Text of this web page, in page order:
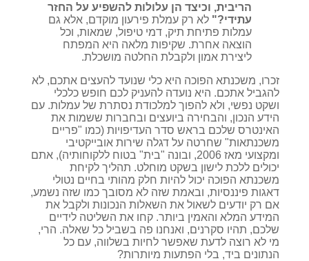
הריבית, וכיצד הן עלולות להשפיע על החזר
עתידי?" לא רק עמלת פירעון מוקדם, אלא גם
עמלות פתיחת תיק, דמי טיפול, שמאות, וכל
הוצאה אחרת. שקיפות מלאה היא המפתח
ליצירת אמון ולקבלת החלטה מושכלת.
זכרו, משכנתא הפוכה היא כלי שנועד להעצים אתכם, לא
להגביל אתכם. היא נועדה להעניק לכם חופש כלכלי
ושקט נפשי, ולא להפוך למלכודת נסתרת של עמלות. עם
הידע הנכון, והבחירה ביועצים ובחברות ששמות את
האינטרס שלכם בראש סדר העדיפויות (כמו "פריים
משכנתאות" שחרטה על דגלה שירות אובייקטיבי
ומקצועי מאז 2006, ובונה "בית" בטוח ללקוחותיה), אתם
יכולים ללכת לישון בשקט מוחלט. תהליך לקיחת
משכנתא הפוכה יכול להיות חלק מהותי בחיים נטולי
דאגות פיננסיות, ובאמת שזה לא מסובך כמו שזה נשמע,
אם רק יודעים לשאול את השאלות הנכונות ולקבל את
המידע המלא והאמין ביותר. קחו את השליטה לידיים
שלכם, תהיו סקרנים, ואנחנו פה בשביל כל שאלה. הרי,
מי לא רוצה לדעת שאפשר לחיות בשלווה, עם כל
הנתונים ביד, בלי הפתעות מיותרות?